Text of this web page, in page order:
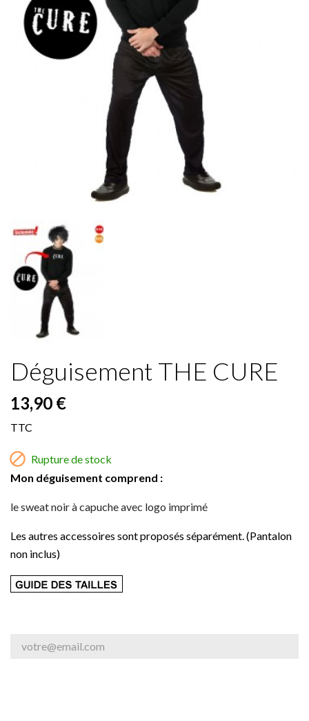
Déguisement THE CURE
13,90 €
TTC
 Rupture de stock
Mon déguisement comprend :
le sweat noir à capuche avec logo imprimé
Les autres accessoires sont proposés séparément. (Pantalon
non inclus)